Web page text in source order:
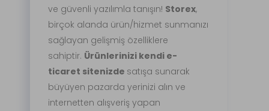
ve güvenli yazılımla tanışın! Storex,
birçok alanda ürün/hizmet sunmanızı
sağlayan gelişmiş özelliklere
sahiptir. Ürünlerinizi kendi e-
ticaret sitenizde satışa sunarak
büyüyen pazarda yerinizi alın ve
internetten alışveriş yapan